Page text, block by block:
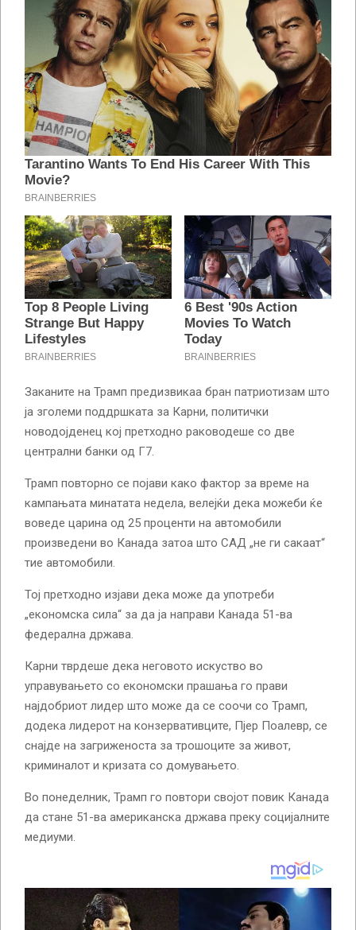
Заканите на Трамп предизвикаа бран патриотизам што
ја зголеми поддршката за Карни, политички
новодојденец кој претходно раководеше со две
централни банки од Г7.
Трамп повторно се појави како фактор за време на
кампањата минатата недела, велејќи дека можеби ќе
воведе царина од 25 проценти на автомобили
произведени во Канада затоа што САД „не ги сакаат“
тие автомобили.
Тој претходно изјави дека може да употреби
„економска сила“ за да ја направи Канада 51-ва
федерална држава.
Карни тврдеше дека неговото искуство во
управувањето со економски прашања го прави
најдобриот лидер што може да се соочи со Трамп,
додека лидерот на конзервативците, Пјер Поалевр, се
снајде на загриженоста за трошоците за живот,
криминалот и кризата со домувањето.
Во понеделник, Трамп го повтори својот повик Канада
да стане 51-ва американска држава преку социјалните
медиуми.